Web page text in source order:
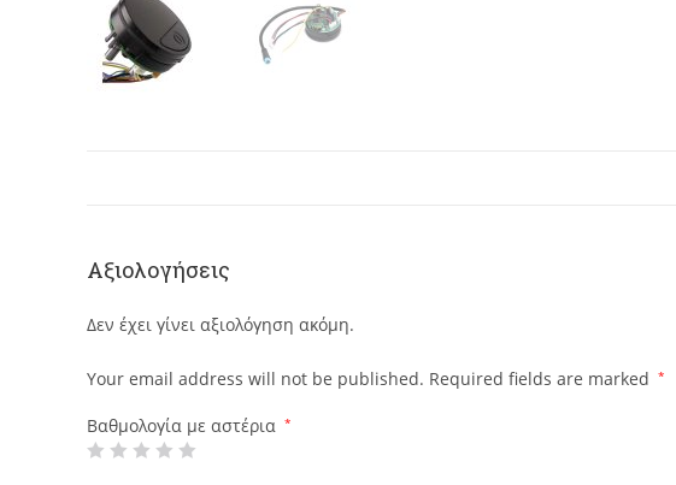
Αξιολογήσεις
Δεν έχει γίνει αξιολόγηση ακόμη.
Your email address will not be published. Required fields are marked *
Βαθμολογία με αστέρια *